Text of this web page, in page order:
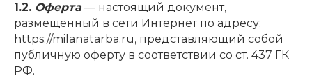
1.2. Оферта — настоящий документ,
размещённый в сети Интернет по адресу:
https://milanatarba.ru, представляющий собой
публичную оферту в соответствии со ст. 437 ГК
РФ.